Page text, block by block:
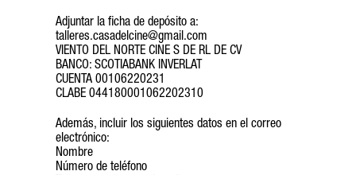
Adjuntar la ficha de depósito a:
talleres.casadelcine@gmail.com
VIENTO DEL NORTE CINE S DE RL DE CV
BANCO: SCOTIABANK INVERLAT
CUENTA 00106220231
CLABE 044180001062202310
Además, incluir los siguientes datos en el correo
electrónico:
Nombre
Número de teléfono